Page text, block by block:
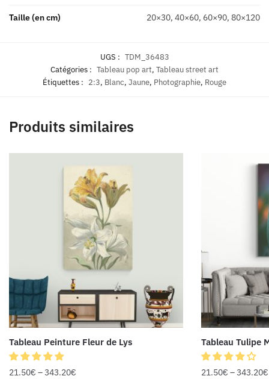
Taille (en cm) 20×30, 40×60, 60×90, 80×120
UGS : TDM_36483
Catégories : Tableau pop art, Tableau street art
Étiquettes : 2:3, Blanc, Jaune, Photographie, Rouge
Produits similaires
Tableau Peinture Fleur de Lys
21.50€ –343.20€
Tableau Tulipe
21.50€ –343.20€